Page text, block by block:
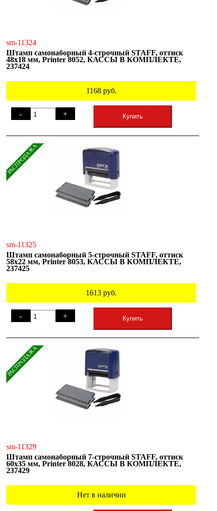
sm-11324
Штамп самонаборный 4-строчный STAFF, оттиск
48х18 мм, Printer 8052, КАССЫ В КОМПЛЕКТЕ,
237424
1168руб.
- + Купить
РАСПРОДАЖА
sm-11325
Штамп самонаборный 5-строчный STAFF, оттиск
58х22 мм, Printer 8053, КАССЫ В КОМПЛЕКТЕ,
237425
1613 руб.
- + Купить
РАСПРОДАЖА
sm-11329
Штамп самонаборный 7-строчный STAFF, оттиск
60х35 мм, Printer 8028, КАССЫ В КОМПЛЕКТЕ,
237429
Нет в наличии